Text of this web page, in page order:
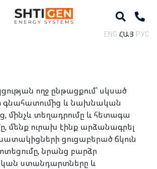
ENG ՀԱՅ РУС
ողջ ընթացքում՝ սկսած
գնահատումից և նախնական
մինչև տեղադրումը և հետագա
մենք ուրախ էինք արձանագրել
ցուցաբերած ճկուն
նրանց բարձր
ստանդարտները և